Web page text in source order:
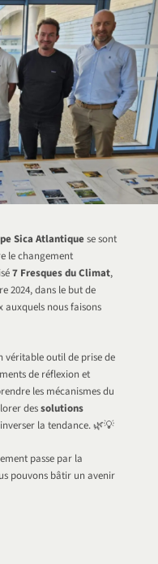
Sica Atlantiquese sont
le changement
7 Fresques du Climat,
2024, dans le but de
auxquels nous faisons
véritable outil de prise de
de réflexion et
les mécanismes du
dessolutions
la tendance. 🌿💡
passe par la
pouvons bâtir un avenir